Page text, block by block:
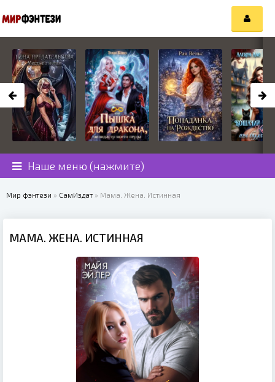
Наше меню (нажмите)
Мир фэнтези » СамИздат » Мама. Жена. Истинная
МАМА. ЖЕНА. ИСТИННАЯ